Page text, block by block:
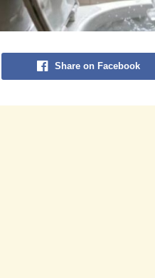
Share on Facebook